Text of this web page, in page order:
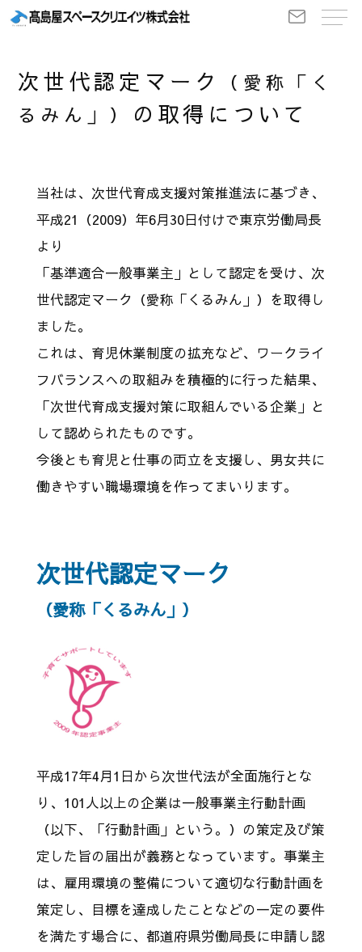
次世代認定マーク
（愛称「く
るみん」）
の取得について
当社は、次世代育成支援対策推進法に基づき、
平成21（2009）年6月30日付けで東京労働局長
より
「基準適合一般事業主」として認定を受け、次
世代認定マーク（愛称「くるみん」）を取得し
ました。
これは、育児休業制度の拡充など、ワークライ
フバランスへの取組みを積極的に行った結果、
「次世代育成支援対策に取組んでいる企業」と
して認められたものです。
今後とも育児と仕事の両立を支援し、男女共に
働きやすい職場環境を作ってまいります。
次世代認定マーク
（愛称「くるみん」）
平成17年4月1日から次世代法が全面施行とな
り、101人以上の企業は一般事業主行動計画
（以下、「行動計画」という。）の策定及び策
定した旨の届出が義務となっています。事業主
は、雇用環境の整備について適切な行動計画を
策定し、目標を達成したことなどの一定の要件
を満たす場合に、都道府県労働局長に申請し認